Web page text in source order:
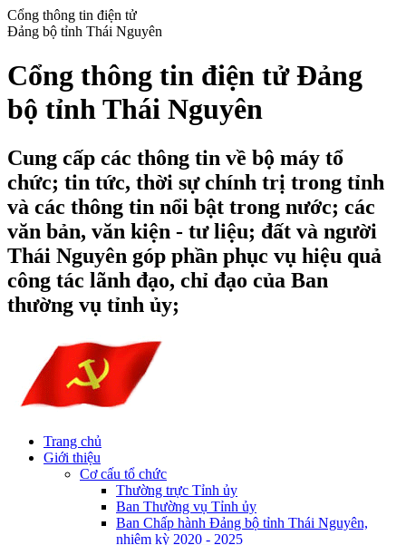
Cổng thông tin điện tử
Đảng bộ tỉnh Thái Nguyên
Cổng thông tin điện tử Đảng
bộ tỉnh Thái Nguyên
Cung cấp các thông tin về bộ máy tổ
chức; tin tức, thời sự chính trị trong tỉnh
và các thông tin nổi bật trong nước; các
văn bản, văn kiện - tư liệu; đất và người
Thái Nguyên góp phần phục vụ hiệu quả
công tác lãnh đạo, chỉ đạo của Ban
thường vụ tỉnh ủy;
Trang chủ
Giới thiệu
Cơ cấu tổ chức
Thường trực Tỉnh ủy
Ban Thường vụ Tỉnh ủy
Ban Chấp hành Đảng bộ tỉnh Thái Nguyên,
nhiệm kỳ 2020 - 2025